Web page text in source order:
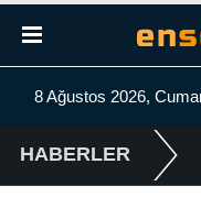
8 Ağustos 2026,
HABERLER